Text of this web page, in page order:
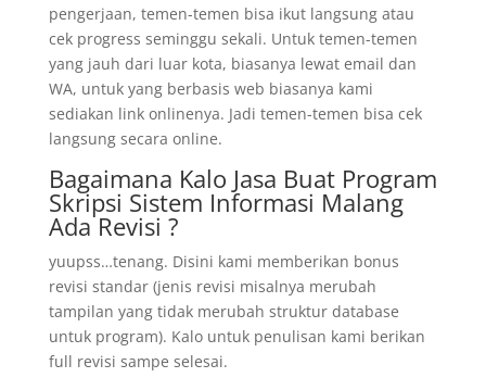
pengerjaan, temen-temen bisa ikut langsung atau
cek progress seminggu sekali. Untuk temen-temen
yang jauh dari luar kota, biasanya lewat email dan
WA, untuk yang berbasis web biasanya kami
sediakan link onlinenya. Jadi temen-temen bisa cek
langsung secara online.
Bagaimana Kalo Jasa Buat Program
Skripsi Sistem Informasi Malang
Ada Revisi ?
yuupss…tenang. Disini kami memberikan bonus
revisi standar (jenis revisi misalnya merubah
tampilan yang tidak merubah struktur database
untuk program). Kalo untuk penulisan kami berikan
full revisi sampe selesai.